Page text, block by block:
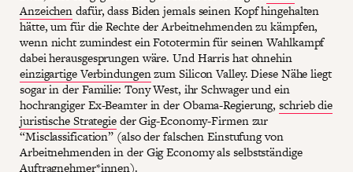
Anzeichendafür, dass Biden jemals seinen Kopf hingehalten
hätte, um für die Rechte der Arbeitnehmenden zu kämpfen,
wenn nicht zumindest ein Fototermin für seinen Wahlkampf
dabei herausgesprungen wäre. Und Harris hat ohnehin
einzigartige Verbindungenzum Silicon Valley. Diese Nähe liegt
sogar in der Familie: Tony West, ihr Schwager und ein
hochrangiger Ex-Beamter in der Obama-Regierung,schrieb die
juristische Strategieder Gig-Economy-Firmen zur
“Misclassification” (also der falschen Einstufung von
Arbeitnehmenden in der Gig Economy als selbstständige
Auftragnehmer*innen).